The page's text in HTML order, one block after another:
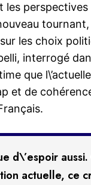
les
les choix
interrogé
que
et de
d\’espoir
actuelle, ce